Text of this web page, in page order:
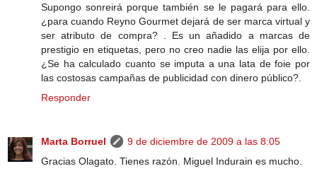
Supongo sonreirá porque también se le pagará para ello.
¿para cuando Reyno Gourmet dejará de ser marca virtual y
ser atributo de compra? . Es un añadido a marcas de
prestigio en etiquetas, pero no creo nadie las elija por ello.
¿Se ha calculado cuanto se imputa a una lata de foie por
las costosas campañas de publicidad con dinero público?.
Responder
Marta Borruel
9 de diciembre de 2009 a las 8:05
Gracias Olagato. Tienes razón. Miguel Indurain es mucho.